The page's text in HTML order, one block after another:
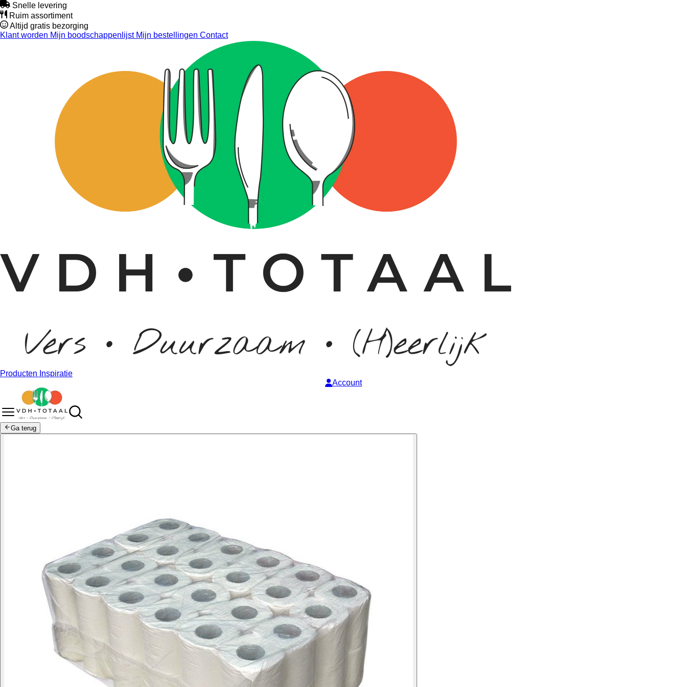
Snelle levering
Ruim assortiment
Altijd gratis bezorging
Klant worden Mijn boodschappenlijstMijn bestellingen Contact
Producten Inspiratie
Account
Ga terug